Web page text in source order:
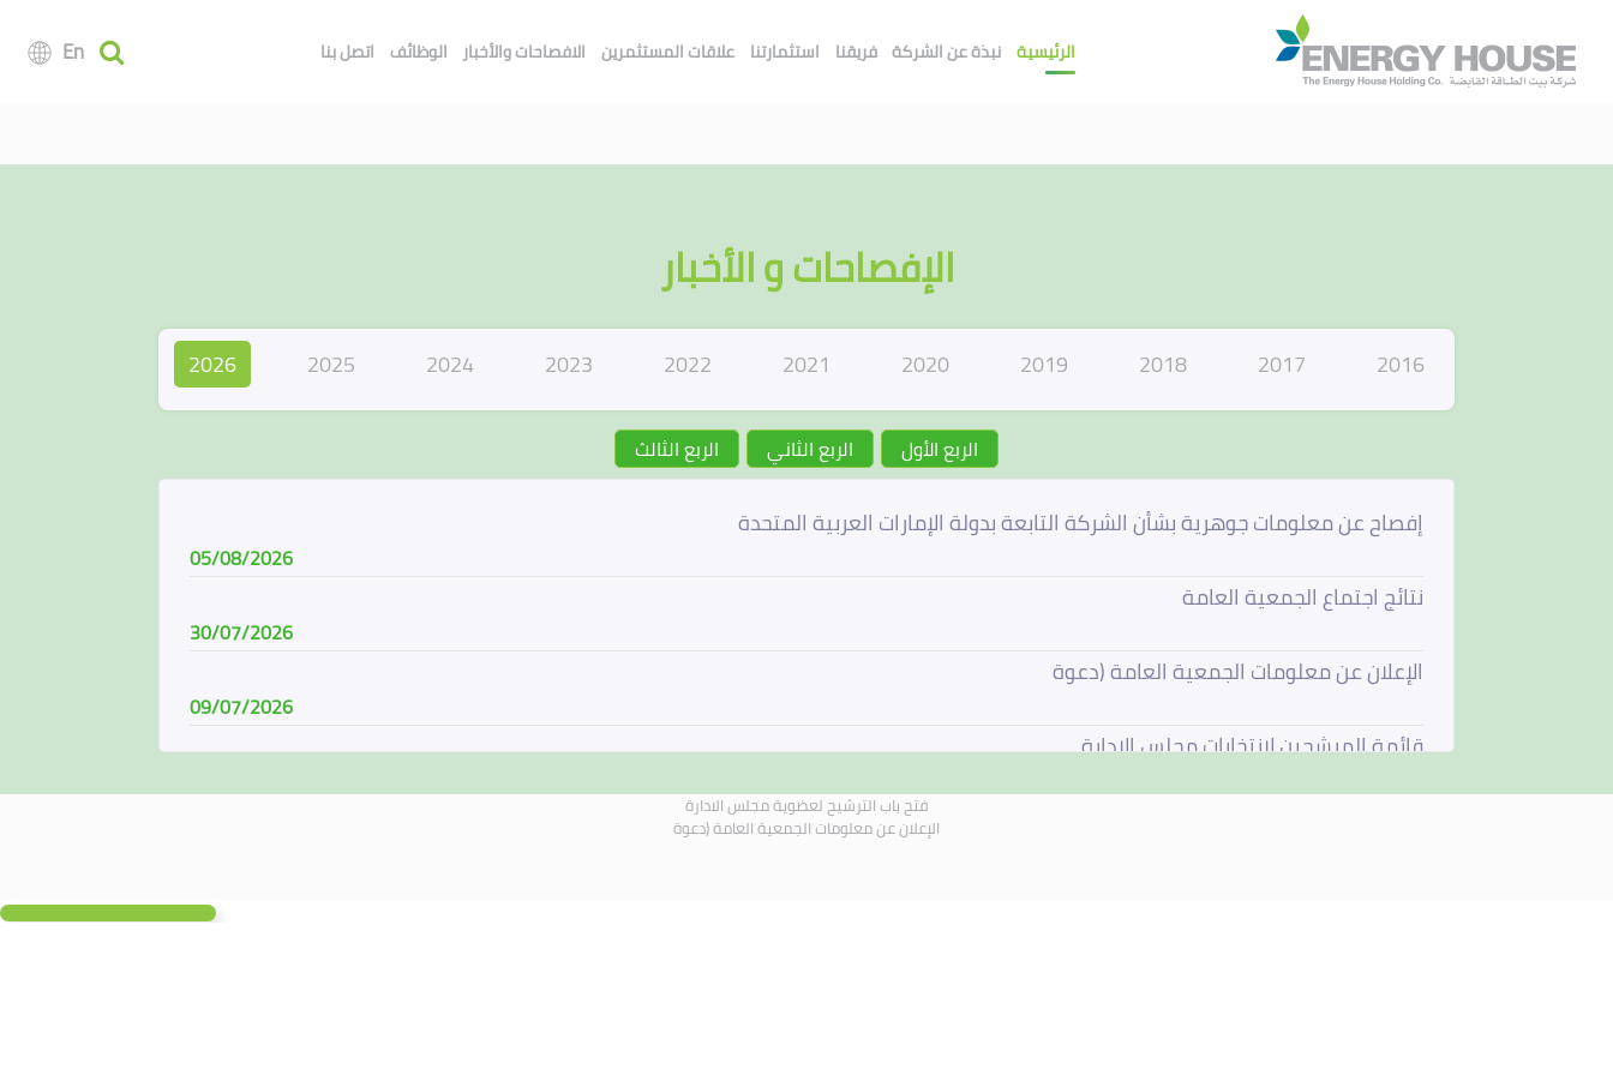
En الرئيسية نبذة عن الشركة فريقنا استثمارتنا علاقات المستثمرين الافصاحات والأخبار الوظائف اتصل بنا
الإفصاحات و الأخبار
2016
2017
2018
2019
2020
2021
2022
2023
2024
2025
2026
الربع الأول الربع الثاني الربع الثالث
إفصاح عن معلومات جوهرية بشأن الشركة التابعة بدولة الإمارات العربية المتحدة
05/08/2026
نتائج اجتماع الجمعية العامة
30/07/2026
الإعلان عن معلومات الجمعية العامة (دعوة
09/07/2026
قائمة المرشحين لإنتخابات مجلس الإدارة
04/06/2026
فتح باب الترشيح لعضوية مجلس الادارة
الإعلان عن معلومات الجمعية العامة (دعوة